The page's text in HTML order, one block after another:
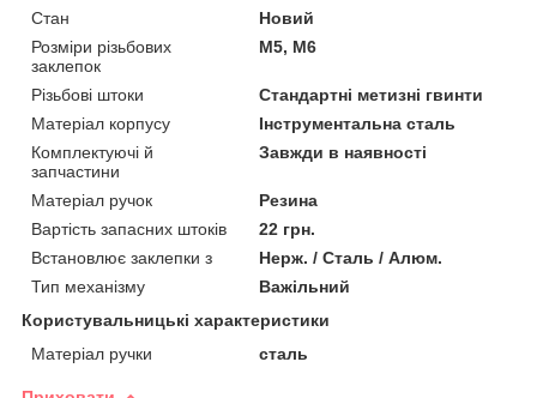
Стан
Новий
Розміри різьбових
заклепок
M5, M6
Різьбові штоки
Стандартні метизні гвинти
Матеріал корпусу
Інструментальна сталь
Комплектуючі й
запчастини
Завжди в наявності
Матеріал ручок
Резина
Вартість запасних штоків
22 грн.
Встановлює заклепки з
Нерж. / Сталь / Алюм.
Тип механізму
Важільний
Користувальницькі характеристики
Матеріал ручки
сталь